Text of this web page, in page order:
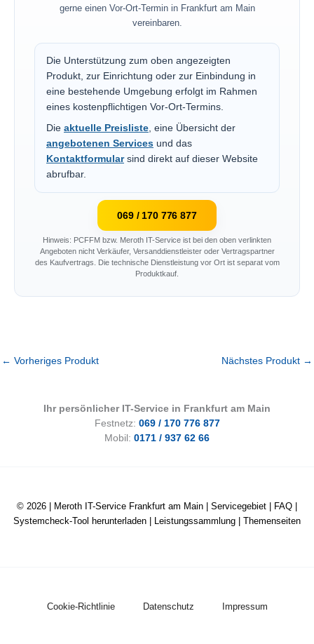
gerne einen Vor-Ort-Termin in Frankfurt am Main
vereinbaren.
Die Unterstützung zum oben angezeigten
Produkt, zur Einrichtung oder zur Einbindung in
eine bestehende Umgebung erfolgt im Rahmen
eines kostenpflichtigen Vor-Ort-Termins.
Die aktuelle Preisliste, eine Übersicht der
angebotenen Services und das
Kontaktformularsind direkt auf dieser Website
abrufbar.
069 / 170 776 877
Hinweis: PCFFM bzw. Meroth IT-Service ist bei den oben verlinkten
Angeboten nicht Verkäufer, Versanddienstleister oder Vertragspartner
des Kaufvertrags. Die technische Dienstleistung vor Ort ist separat vom
Produktkauf.
← Vorheriges Produkt Nächstes Produkt →
Ihr persönlicher IT-Service in Frankfurt am Main
Festnetz: 069 / 170 776 877
Mobil: 0171 / 937 62 66
© 2026 | Meroth IT-Service Frankfurt am Main Servicegebiet FAQ
Systemcheck-Tool herunterladen
Leistungssammlung Themenseiten
Cookie-Richtlinie Datenschutz Impressum